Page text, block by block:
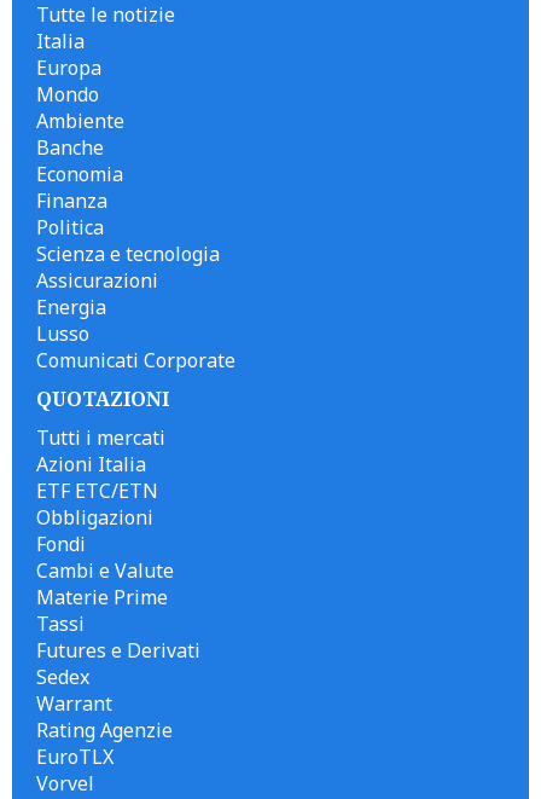
Tutte le notizie
Italia
Europa
Mondo
Ambiente
Banche
Economia
Finanza
Politica
Scienza e tecnologia
Assicurazioni
Energia
Lusso
Comunicati Corporate
QUOTAZIONI
Tutti i mercati
Azioni Italia
ETF ETC/ETN
Obbligazioni
Fondi
Cambi e Valute
Materie Prime
Tassi
Futures e Derivati
Sedex
Warrant
Rating Agenzie
EuroTLX
Vorvel